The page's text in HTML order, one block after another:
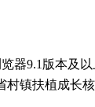
版本及以
镇扶植成长